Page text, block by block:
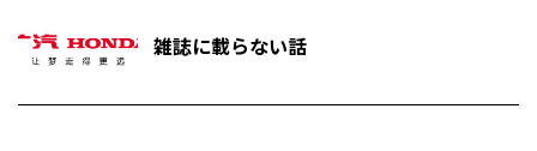
雑誌に載らない話